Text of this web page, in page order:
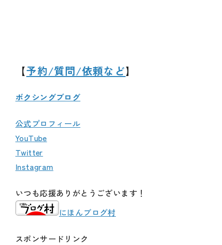
【予約/質問/依頼など】
ボクシングブログ
公式プロフィール
YouTube
Twitter
Instagram
いつも応援ありがとうございます！
にほんブログ村
スポンサードリンク